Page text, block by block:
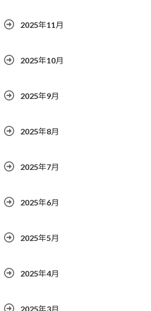
2025年11月
2025年10月
2025年9月
2025年8月
2025年7月
2025年6月
2025年5月
2025年4月
2025年3月